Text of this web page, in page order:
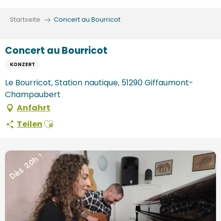
Startseite Concert au Bourricot
Concert au Bourricot
KONZERT
Le Bourricot, Station nautique, 51290 Giffaumont-
Champaubert
Anfahrt
TeilenAjouter aux favoris